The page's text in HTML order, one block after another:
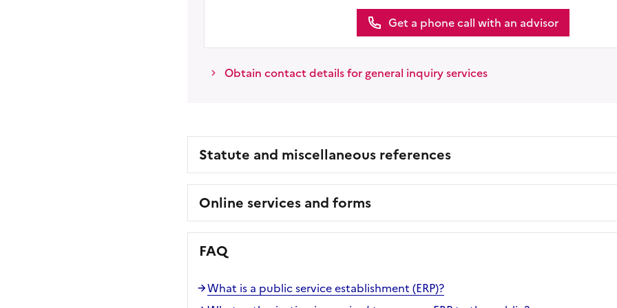
Get a phone call with an advisor
Obtain contact details for general inquiry services
Statute and miscellaneous references
Online services and forms
FAQ
What is a public service establishment (ERP)?